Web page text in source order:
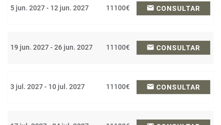
5 jun. 2027 - 12 jun. 2027 11100€ email CONSULTAR
19 jun. 2027 - 26 jun. 2027 11100€ email CONSULTAR
3 jul. 2027 - 10 jul. 2027 11100€ email CONSULTAR